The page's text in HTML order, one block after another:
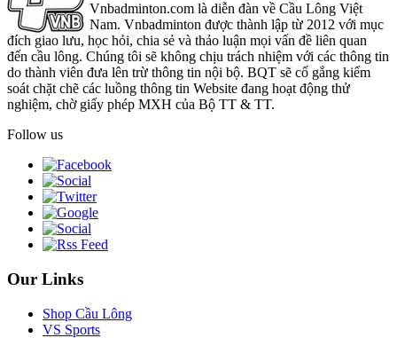
Vnbadminton.com là diễn đàn về Cầu Lông Việt
Nam. Vnbadminton được thành lập từ 2012 với mục
đích giao lưu, học hỏi, chia sẻ và thảo luận mọi vấn đề liên quan
đến cầu lông. Chúng tôi sẽ không chịu trách nhiệm với các thông tin
do thành viên đưa lên trừ thông tin nội bộ. BQT sẽ cố gắng kiểm
soát chặt chẽ các luồng thông tin Website đang hoạt động thử
nghiệm, chờ giấy phép MXH của Bộ TT & TT.
Follow us
Our Links
Shop Cầu Lông
VS Sports